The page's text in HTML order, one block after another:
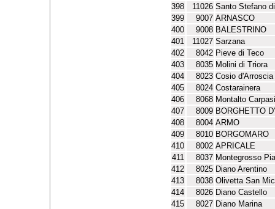
398
11026 Santo Stefano
399
9007 ARNASCO
400
9008 BALESTRINO
401
11027 Sarzana
402
8042 Pieve di Teco
403
8035 Molini di Triora
404
8023 Cosio d'Arroscia
405
8024 Costarainera
406
8068 Montalto
407
8009 BORGHETTO
408
8004 ARMO
409
8010 BORGOMARO
410
8002 APRICALE
411
8037 Montegrosso
412
8025 Diano Arentino
413
8038 Olivetta San
414
8026 Diano Castello
415
8027 Diano Marina